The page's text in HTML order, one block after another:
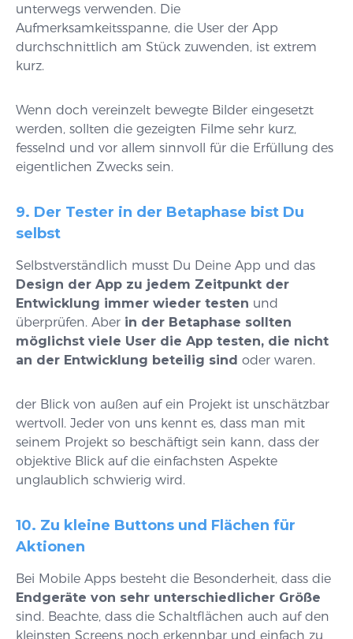
unterwegs verwenden. Die
Aufmerksamkeitsspanne, die User der App
durchschnittlich am Stück zuwenden, ist extrem
kurz.
Wenn doch vereinzelt bewegte Bilder eingesetzt
werden, sollten die gezeigten Filme sehr kurz,
fesselnd und vor allem sinnvoll für die Erfüllung des
eigentlichen Zwecks sein.
9. Der Tester in der Betaphase bist Du
selbst
Selbstverständlich musst Du Deine App und das
Design der App zu jedem Zeitpunkt der
Entwicklung immer wieder testen und
überprüfen. Aber in der Betaphase sollten
möglichst viele User die App testen, die nicht
an der Entwicklung beteilig sind oder waren.
der Blick von außen auf ein Projekt ist unschätzbar
wertvoll. Jeder von uns kennt es, dass man mit
seinem Projekt so beschäftigt sein kann, dass der
objektive Blick auf die einfachsten Aspekte
unglaublich schwierig wird.
10. Zu kleine Buttons und Flächen für
Aktionen
Bei Mobile Apps besteht die Besonderheit, dass die
Endgeräte von sehr unterschiedlicher Größe
sind. Beachte, dass die Schaltflächen auch auf den
kleinsten Screens noch erkennbar und einfach zu